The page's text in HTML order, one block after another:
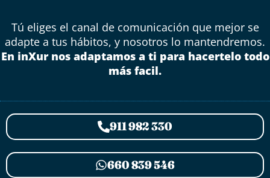
Tú eliges el canal de comunicación que mejor se
adapte a tus hábitos, y nosotros lo mantendremos.
En inXur nos adaptamos a ti para hacertelo todo
más facil.
911 982 330
660 839 546